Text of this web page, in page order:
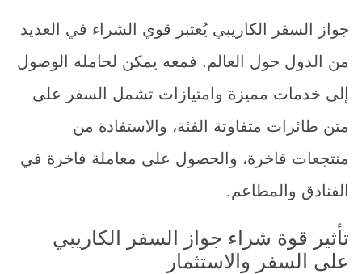
جواز السفر الكاريبي يُعتبر قوي الشراء في العديد
من الدول حول العالم. فمعه يمكن لحامله الوصول
إلى خدمات مميزة وامتيازات تشمل السفر على
متن طائرات متفاوتة الفئة، والاستفادة من
منتجعات فاخرة، والحصول على معاملة فاخرة في
الفنادق والمطاعم.
تأثير قوة شراء جواز السفر الكاريبي
على السفر والاستثمار